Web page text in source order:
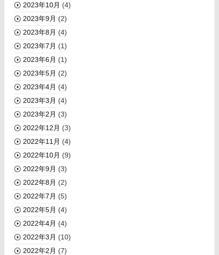
2023年10月 (4)
2023年9月 (2)
2023年8月 (4)
2023年7月 (1)
2023年6月 (1)
2023年5月 (2)
2023年4月 (4)
2023年3月 (4)
2023年2月 (3)
2022年12月 (3)
2022年11月 (4)
2022年10月 (9)
2022年9月 (3)
2022年8月 (2)
2022年7月 (5)
2022年5月 (4)
2022年4月 (4)
2022年3月 (10)
2022年2月 (7)